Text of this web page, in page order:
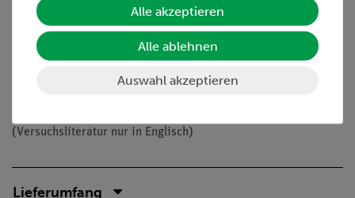
Kryoskopische Konstante
Chemisches Potential
Gibbs-Helmholtz-Gleichung
KonzentrationsmaßeDissoziationsgrad
Van't-Hoffscher Faktor
(Versuchsliteratur nur in Englisch)
Lieferumfang
Alle akzeptieren
Alle ablehnen
Auswahl akzeptieren